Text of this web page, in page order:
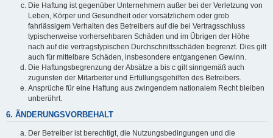
Die Haftung ist gegenüber Unternehmern außer bei der Verletzung von
Leben, Körper und Gesundheit oder vorsätzlichem oder grob
fahrlässigem Verhalten des Betreibers auf die bei Vertragsschluss
typischerweise vorhersehbaren Schäden und im Übrigen der Höhe
nach auf die vertragstypischen Durchschnittsschäden begrenzt. Dies gilt
auch für mittelbare Schäden, insbesondere entgangenen Gewinn.
Die Haftungsbegrenzung der Absätze a bis c gilt sinngemäß auch
zugunsten der Mitarbeiter und Erfüllungsgehilfen des Betreibers.
Ansprüche für eine Haftung aus zwingendem nationalem Recht bleiben
unberührt.
6. ÄNDERUNGSVORBEHALT
Der Betreiber ist berechtigt, die Nutzungsbedingungen und die